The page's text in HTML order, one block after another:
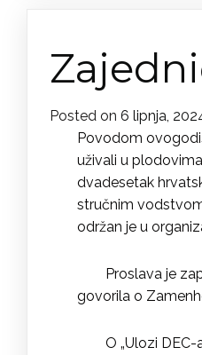
Posted on 6 lipnja,
Povodom
uživali u
dvadesetak
stručnim
održan je u
Proslava je
govorila o
O „Ulozi